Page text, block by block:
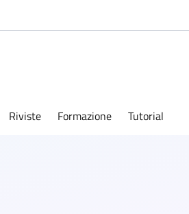
Riviste Formazione Tutorial